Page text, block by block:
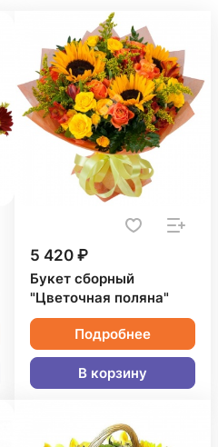
5 420 ₽
Букет сборный
"Цветочная поляна"
Подробнее
В корзину